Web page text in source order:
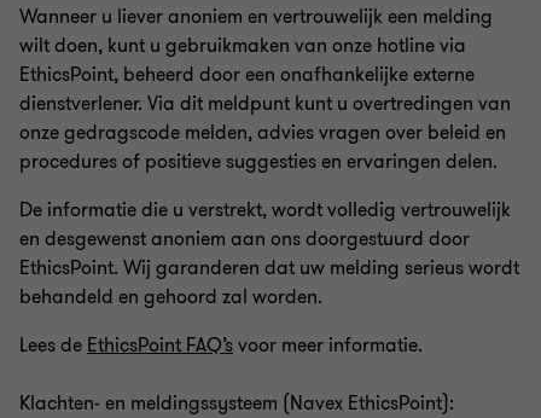
Wanneer u liever anoniem en vertrouwelijk een melding
wilt doen, kunt u gebruikmaken van onze hotline via
EthicsPoint, beheerd door een onafhankelijke externe
dienstverlener. Via dit meldpunt kunt u overtredingen van
onze gedragscode melden, advies vragen over beleid en
procedures of positieve suggesties en ervaringen delen.
De informatie die u verstrekt, wordt volledig vertrouwelijk
en desgewenst anoniem aan ons doorgestuurd door
EthicsPoint. Wij garanderen dat uw melding serieus wordt
behandeld en gehoord zal worden.
Lees de EthicsPoint FAQ’svoor meer informatie.
Klachten- en meldingssysteem (Navex EthicsPoint):